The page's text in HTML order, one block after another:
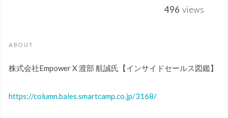
496 views
ABOUT
株式会社Empower X 渡部 航誠氏【インサイドセールス図鑑】
https://column.bales.smartcamp.co.jp/3168/